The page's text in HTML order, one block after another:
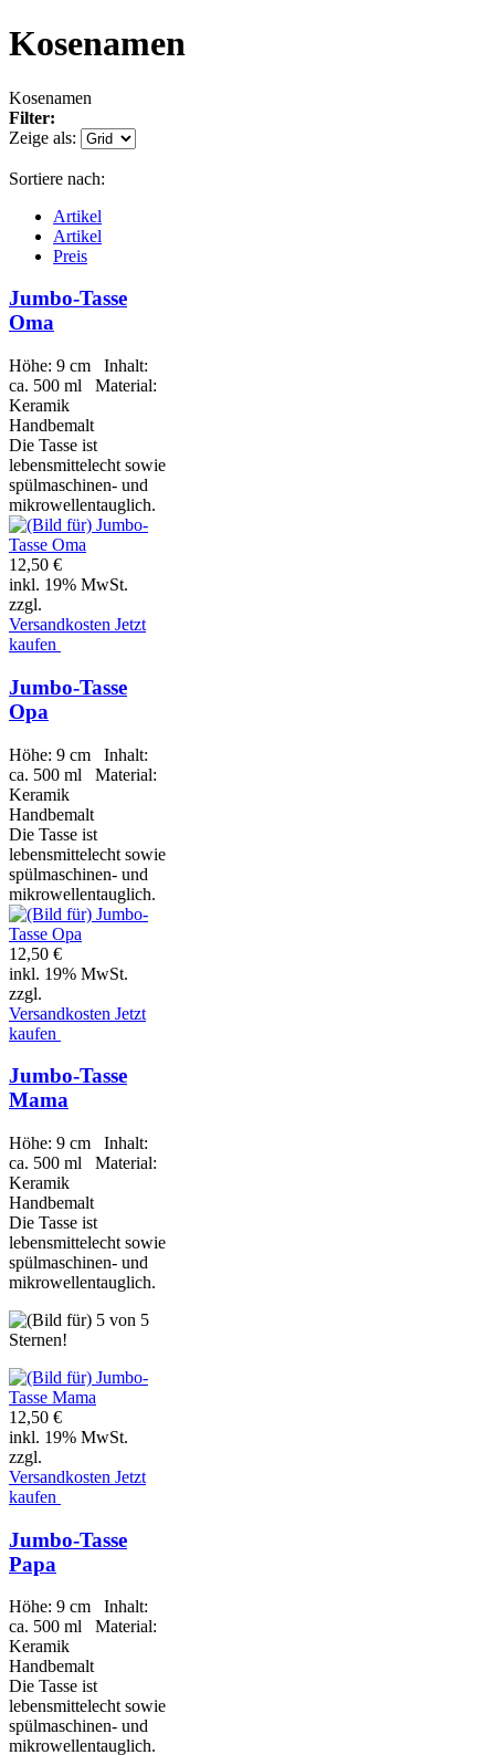
Kosenamen
Kosenamen
Filter:
Zeige als:
Sortiere nach:
Artikel
Artikel
Preis
Jumbo-Tasse
Oma
Höhe: 9 cm Inhalt:
ca. 500 ml Material:
Keramik
Handbemalt
Die Tasse ist
lebensmittelecht sowie
spülmaschinen- und
mikrowellentauglich.
12,50 €
inkl. 19% MwSt.
zzgl.
Versandkosten Jetzt
kaufen
Jumbo-Tasse
Opa
Höhe: 9 cm Inhalt:
ca. 500 ml Material:
Keramik
Handbemalt
Die Tasse ist
lebensmittelecht sowie
spülmaschinen- und
mikrowellentauglich.
12,50 €
inkl. 19% MwSt.
zzgl.
Versandkosten Jetzt
kaufen
Jumbo-Tasse
Mama
Höhe: 9 cm Inhalt:
ca. 500 ml Material:
Keramik
Handbemalt
Die Tasse ist
lebensmittelecht sowie
spülmaschinen- und
mikrowellentauglich.
12,50 €
inkl. 19% MwSt.
zzgl.
Versandkosten Jetzt
kaufen
Jumbo-Tasse
Papa
Höhe: 9 cm Inhalt:
ca. 500 ml Material:
Keramik
Handbemalt
Die Tasse ist
lebensmittelecht sowie
spülmaschinen- und
mikrowellentauglich.